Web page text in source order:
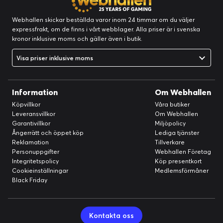
Du kan när som helst markera fakturan som
Hanterad, oavsett om vi mottagit din betalning
eller inte.
Webhallen skickar beställda varor inom 24 timmar om du väljer
expressfrakt, om de finns i vårt webblager. Alla priser är i svenska
kronor inklusive moms och gäller även i butik.
Visa priser inklusive moms
Information
Köpvillkor
Leveransvillkor
Garantivillkor
Ångerrätt och öppet köp
Reklamation
Personuppgifter
Integritetspolicy
Cookieinställningar
Black Friday
Om Webhallen
Våra butiker
Om Webhallen
Miljöpolicy
Lediga tjänster
Tillverkare
Webhallen Företag
Köp presentkort
Medlemsförmåner
Kontakta oss